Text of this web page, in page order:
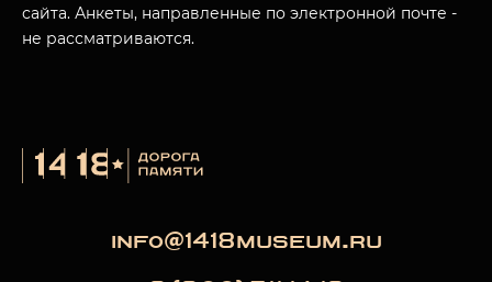
сайта. Анкеты, направленные по электронной почте -
не рассматриваются.
info@1418museum.ru